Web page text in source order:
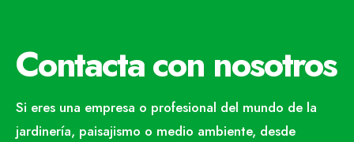
Contacta con nosotros
Si eres una empresa o profesional del mundo de la
jardinería, paisajismo o medio ambiente, desde